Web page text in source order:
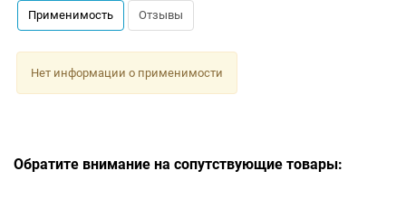
Применимость Отзывы
Нет информации о применимости
Обратите внимание на сопутствующие товары: